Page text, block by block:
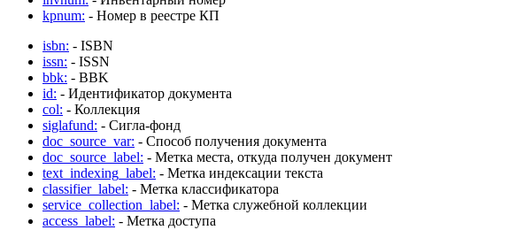
kpnum: - Номер в реестре КП
isbn: - ISBN
issn: - ISSN
bbk: - BBK
id: - Идентификатор документа
col: - Коллекция
siglafund: - Сигла-фонд
doc_source_var: - Способ получения документа
doc_source_label: - Метка места, откуда получен документ
text_indexing_label: - Метка индексации текста
classifier_label: - Метка классификатора
service_collection_label: - Метка служебной коллекции
access_label: - Метка доступа